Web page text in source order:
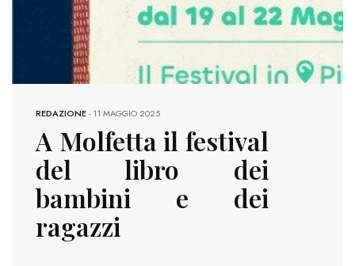
REDAZIONE-11 MAGGIO 2025
A Molfetta il festival
del libro dei
bambini e dei
ragazzi